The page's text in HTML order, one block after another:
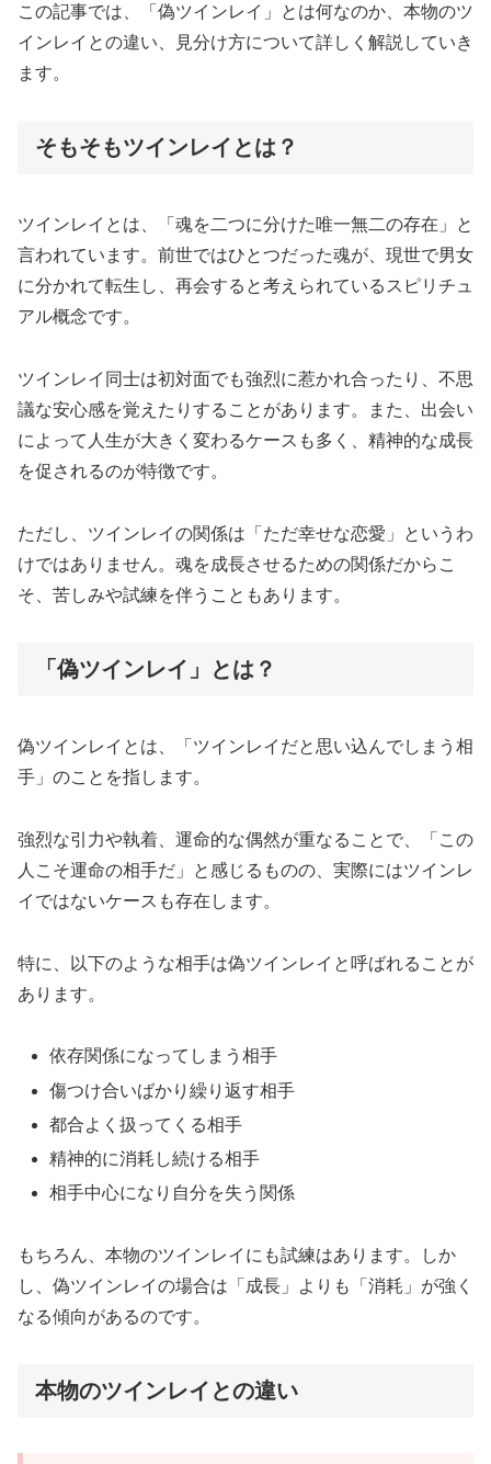
この記事では、「偽ツインレイ」とは何なのか、本物のツ
インレイとの違い、見分け方について詳しく解説していき
ます。
そもそもツインレイとは？
ツインレイとは、「魂を二つに分けた唯一無二の存在」と
言われています。前世ではひとつだった魂が、現世で男女
に分かれて転生し、再会すると考えられているスピリチュ
アル概念です。
ツインレイ同士は初対面でも強烈に惹かれ合ったり、不思
議な安心感を覚えたりすることがあります。また、出会い
によって人生が大きく変わるケースも多く、精神的な成長
を促されるのが特徴です。
ただし、ツインレイの関係は「ただ幸せな恋愛」というわ
けではありません。魂を成長させるための関係だからこ
そ、苦しみや試練を伴うこともあります。
「偽ツインレイ」とは？
偽ツインレイとは、「ツインレイだと思い込んでしまう相
手」のことを指します。
強烈な引力や執着、運命的な偶然が重なることで、「この
人こそ運命の相手だ」と感じるものの、実際にはツインレ
イではないケースも存在します。
特に、以下のような相手は偽ツインレイと呼ばれることが
あります。
依存関係になってしまう相手
傷つけ合いばかり繰り返す相手
都合よく扱ってくる相手
精神的に消耗し続ける相手
相手中心になり自分を失う関係
もちろん、本物のツインレイにも試練はあります。しか
し、偽ツインレイの場合は「成長」よりも「消耗」が強く
なる傾向があるのです。
本物のツインレイとの違い